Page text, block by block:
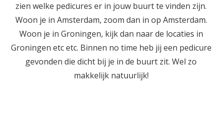
zien welke pedicures er in jouw buurt te vinden zijn.
Woon je in Amsterdam, zoom dan in op Amsterdam.
Woon je in Groningen, kijk dan naar de locaties in
Groningen etc etc. Binnen no time heb jij een pedicure
gevonden die dicht bij je in de buurt zit. Wel zo
makkelijk natuurlijk!